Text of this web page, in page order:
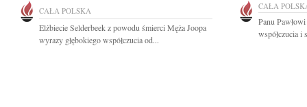
CAŁA POLSKA
Elżbiecie Selderbeek z powodu śmierci Męża Joopa
wyrazy głębokiego współczucia od...
CAŁA
Panu
współczucia i